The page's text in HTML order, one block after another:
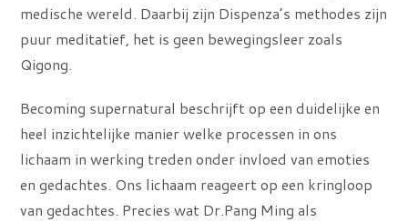
medische wereld. Daarbij zijn Dispenza’s methodes zijn
puur meditatief, het is geen bewegingsleer zoals
Qigong.
Becoming supernatural beschrijft op een duidelijke en
heel inzichtelijke manier welke processen in ons
lichaam in werking treden onder invloed van emoties
en gedachtes. Ons lichaam reageert op een kringloop
van gedachtes. Precies wat Dr.Pang Ming als